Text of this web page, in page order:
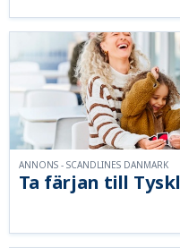
Ta färjan till
ANNONS - SCANDLINES DANMARK